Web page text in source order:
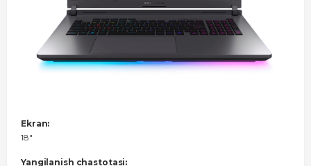
Ekran:
18"
Yangilanish chastotasi: